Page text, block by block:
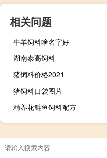
相关问题
牛羊饲料啥名字好
湖南泰高饲料
猪饲料价格2021
猪饲料口袋图片
精养花鲢鱼饲料配方